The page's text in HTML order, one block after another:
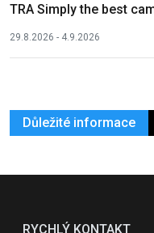
TRA Simply the best
29.8.2026 - 4.9.2026
Důležité informace
RYCHLÝ KONTAKT